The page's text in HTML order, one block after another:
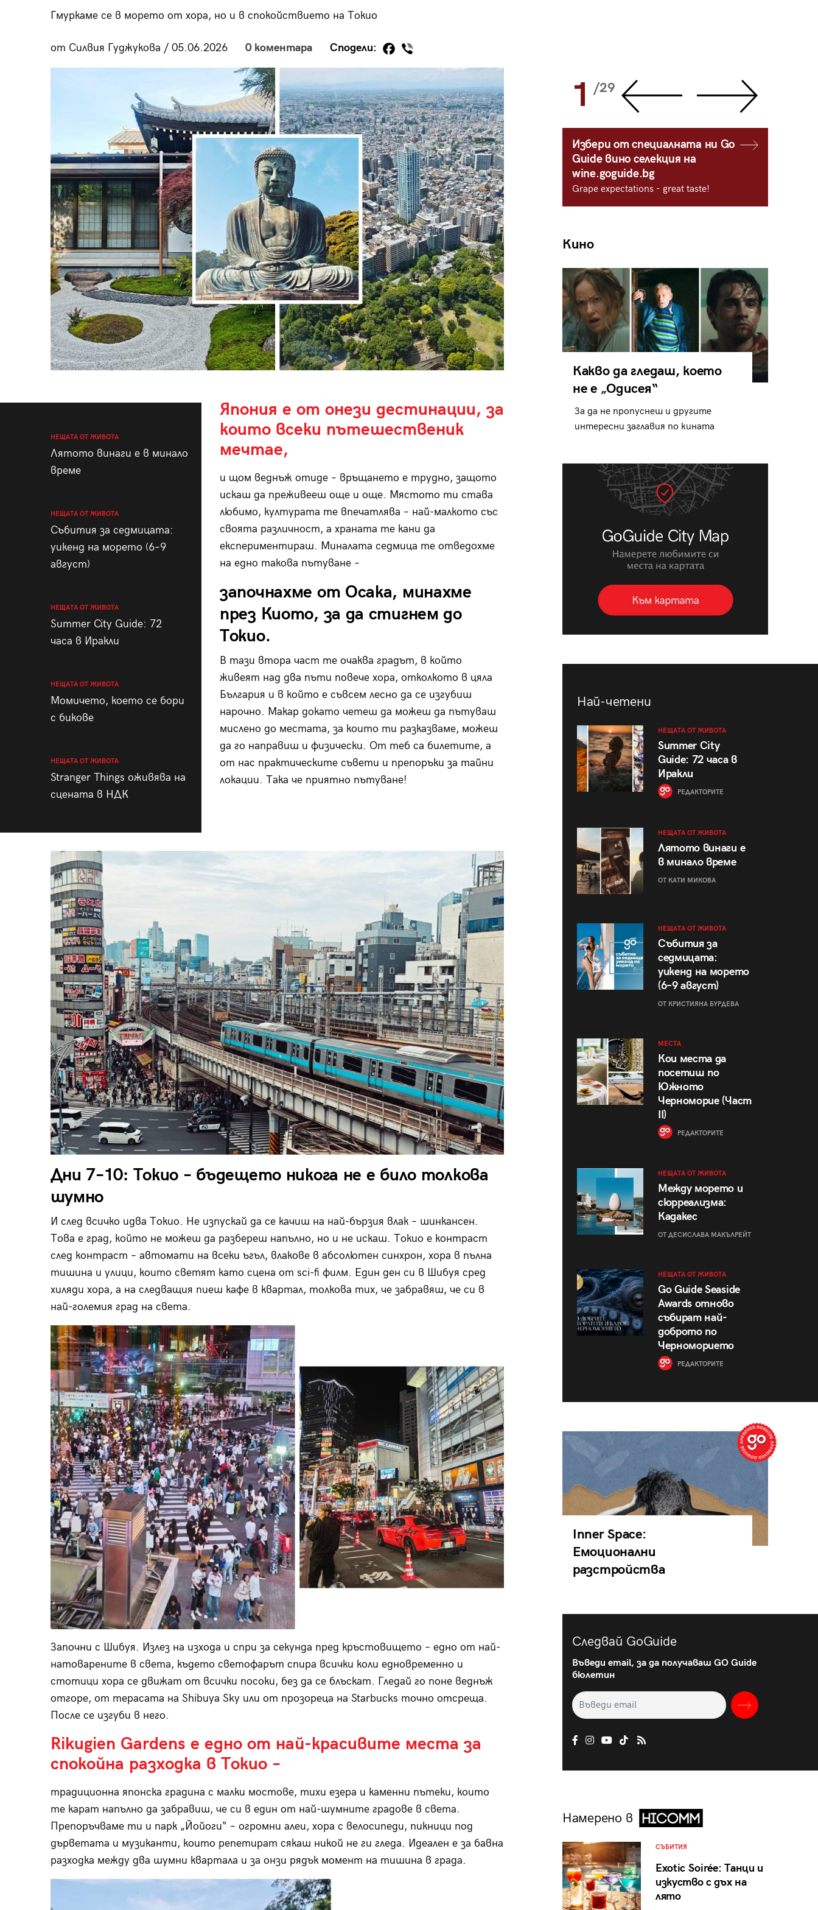
Гмуркаме се в морето от хора, но и в спокойствието на Токио
от Силвия Гуджукова / 05.06.2026 0 коментара Сподели:
НЕЩАТА ОТ ЖИВОТА
Лятото винаги е в минало
време
НЕЩАТА ОТ ЖИВОТА
Събития за седмицата:
уикенд на морето (6–9
август)
НЕЩАТА ОТ ЖИВОТА
Summer City Guide: 72
часа в Иракли
НЕЩАТА ОТ ЖИВОТА
Момичето, което се бори
с бикове
НЕЩАТА ОТ ЖИВОТА
Stranger Things оживява на
сцената в НДК
Япония е от онези дестинации, за
които всеки пътешественик
мечтае,
и щом веднъж отиде – връщането е трудно, защото
искаш да преживееш още и още. Мястото ти става
любимо, културата те впечатлява – най-малкото със
своята различност, а храната те кани да
експериментираш. Миналата седмица те отведохме
на едно такова пътуване –
започнахме от Осака, минахме
през Киото, за да стигнем до
Токио.
В тази втора част те очаква градът, в който
живеят над два пъти повече хора, отколкото в цяла
България и в който е съвсем лесно да се изгубиш
нарочно. Макар докато четеш да можеш да пътуваш
мислено до местата, за които ти разказваме, можеш
да го направиш и физически. От теб са билетите, а
от нас практическите съвети и препоръки за тайни
локации. Така че приятно пътуване!
Дни 7–10: Токио – бъдещето никога не е било толкова
шумно
И след всичко идва Токио. Не изпускай да се качиш на най-бързия влак – шинкансен.
Това е град, който не можеш да разбереш напълно, но и не искаш. Токио е контраст
след контраст – автомати на всеки ъгъл, влакове в абсолютен синхрон, хора в пълна
тишина и улици, които светят като сцена от sci-fi филм. Един ден си в Шибуя сред
хиляди хора, а на следващия пиеш кафе в квартал, толкова тих, че забравяш, че си в
най-големия град на света.
Започни с Шибуя. Излез на изхода и спри за секунда пред кръстовището – едно от най-
натоварените в света, където светофарът спира всички коли едновременно и
стотици хора се движат от всички посоки, без да се блъскат. Гледай го поне веднъж
отгоре, от терасата на Shibuya Sky или от прозореца на Starbucks точно отсреща.
После се изгуби в него.
Rikugien Gardens е едно от най-красивите места за
спокойна разходка в Токио –
традиционна японска градина с малки мостове, тихи езера и каменни пътеки, които
те карат напълно да забравиш, че си в един от най-шумните градове в света.
Препоръчваме ти и парк „Йойоги“ – огромни алеи, хора с велосипеди, пикници под
дърветата и музиканти, които репетират сякаш никой не ги гледа. Идеален е за бавна
разходка между два шумни квартала и за онзи рядък момент на тишина в града.
28 29/29 1 /29
Избери от специалната ни Go
Guide вино селекция на
wine.goguide.bg
Grape expectations - great taste!
Кино
Какво да гледаш, което
не е „Одисея“
За да не пропуснеш и другите
интересни заглавия по кината
Най-четени
НЕЩАТА ОТ ЖИВОТА
Summer City
Guide: 72 часа в
Иракли
РЕДАКТОРИТЕ
НЕЩАТА ОТ ЖИВОТА
Лятото винаги е
в минало време
ОТ КАТИ МИКОВА
НЕЩАТА ОТ ЖИВОТА
Събития за
седмицата:
уикенд на морето
(6–9 август)
ОТ КРИСТИЯНА БУРДЕВА
МЕСТА
Кои места да
посетиш по
Южното
Черноморие (Част
II)
РЕДАКТОРИТЕ
НЕЩАТА ОТ ЖИВОТА
Между морето и
сюрреализма:
Кадакес
ОТ ДЕСИСЛАВА МАКЪЛРЕЙТ
НЕЩАТА ОТ ЖИВОТА
Go Guide Seaside
Awards отново
събират най-
доброто по
Черноморието
РЕДАКТОРИТЕ
Inner Space:
Емоционални
разстройства
Следвай GoGuide
Въведи email, за да получаваш GO Guide
бюлетин
Намерено в
СЪБИТИЯ
Exotic Soirée: Танци и
изкуство с дъх на
лято